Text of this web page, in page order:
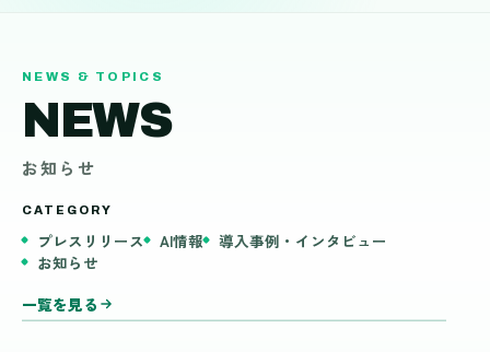
NEWS & TOPICS
NEWS
お知らせ
CATEGORY
プレスリリース AI情報
導入事例・インタビュー
お知らせ
一覧を見る